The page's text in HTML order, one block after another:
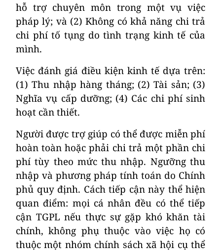
hỗ trợ chuyên môn trong một vụ việc
pháp lý; và (2) Không có khả năng chi trả
chi phí tố tụng do tình trạng kinh tế của
mình.
Việc đánh giá điều kiện kinh tế dựa trên:
(1) Thu nhập hàng tháng; (2) Tài sản; (3)
Nghĩa vụ cấp dưỡng; (4) Các chi phí sinh
hoạt cần thiết.
Người được trợ giúp có thể được miễn phí
hoàn toàn hoặc phải chi trả một phần chi
phí tùy theo mức thu nhập. Ngưỡng thu
nhập và phương pháp tính toán do Chính
phủ quy định. Cách tiếp cận này thể hiện
quan điểm: mọi cá nhân đều có thể tiếp
cận TGPL nếu thực sự gặp khó khăn tài
chính, không phụ thuộc vào việc họ có
thuộc một nhóm chính sách xã hội cụ thể